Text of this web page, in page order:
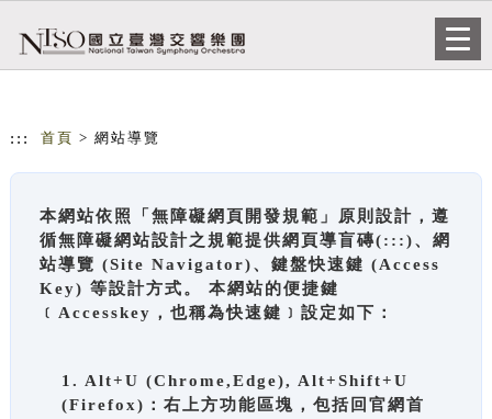
::: 首頁 > 網站導覽
本網站依照「無障礙網頁開發規範」原則設計，遵
循無障礙網站設計之規範提供網頁導盲磚(:::)、網
站導覽 (Site Navigator)、鍵盤快速鍵 (Access
Key) 等設計方式。 本網站的便捷鍵
﹝Accesskey，也稱為快速鍵﹞設定如下：
1. Alt+U (Chrome,Edge), Alt+Shift+U
(Firefox)：右上方功能區塊，包括回官網首